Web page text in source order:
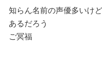
知らん名前の声優多いけ
あるだろう
ご冥福